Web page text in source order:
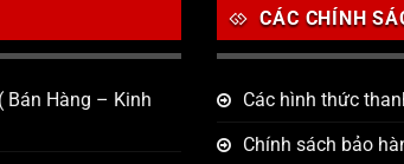
Bán Hàng – Kinh
CÁC CHÍNH
Các hình thức
Chính sách bảo